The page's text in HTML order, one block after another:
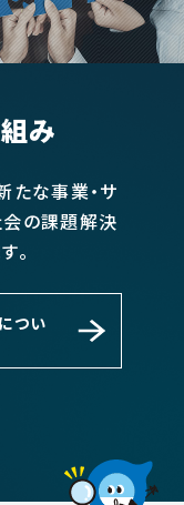
み
たな事業・サ
会の課題解決
。
つい